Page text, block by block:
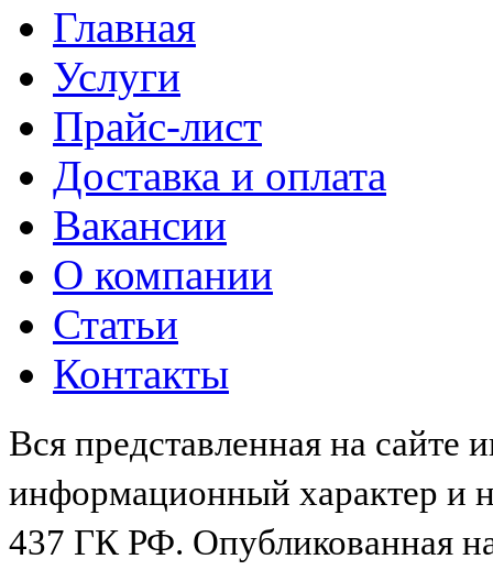
Главная
Услуги
Прайс-лист
Доставка и оплата
Вакансии
О компании
Статьи
Контакты
Вся представленная на сайте
информационный характер и
437 ГК РФ. Опубликованная